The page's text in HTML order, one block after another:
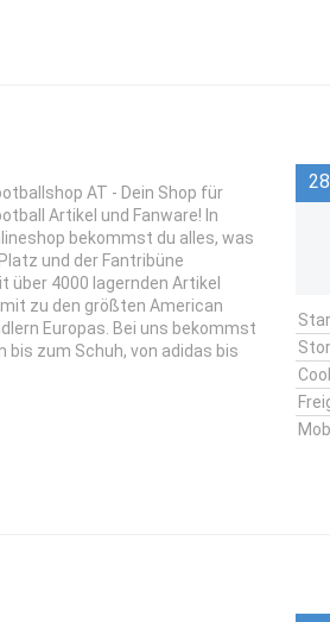
AT - Dein Shop für
Artikel und Fanware! In
bekommst du alles, was
und der Fantribüne
über 4000 lagernden Artikel
zu den größten American
Europas. Bei uns bekommst
bis zum Schuh, von adidas bis
28